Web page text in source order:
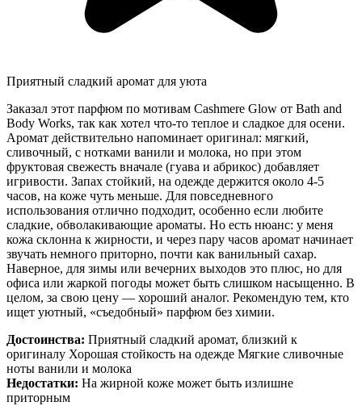
Приятный сладкий аромат для уюта
Заказал этот парфюм по мотивам Cashmere Glow от Bath and
Body Works, так как хотел что-то теплое и сладкое для осени.
Аромат действительно напоминает оригинал: мягкий,
сливочный, с нотками ванили и молока, но при этом
фруктовая свежесть вначале (гуава и абрикос) добавляет
игривости. Запах стойкий, на одежде держится около 4-5
часов, на коже чуть меньше. Для повседневного
использования отлично подходит, особенно если любите
сладкие, обволакивающие ароматы. Но есть нюанс: у меня
кожа склонна к жирности, и через пару часов аромат начинает
звучать немного приторно, почти как ванильный сахар.
Наверное, для зимы или вечерних выходов это плюс, но для
офиса или жаркой погоды может быть слишком насыщенно. В
целом, за свою цену — хороший аналог. Рекомендую тем, кто
ищет уютный, «съедобный» парфюм без химии.
Достоинства: Приятный сладкий аромат, близкий к
оригиналу Хорошая стойкость на одежде Мягкие сливочные
ноты ванили и молока
Недостатки: На жирной коже может быть излишне
приторным